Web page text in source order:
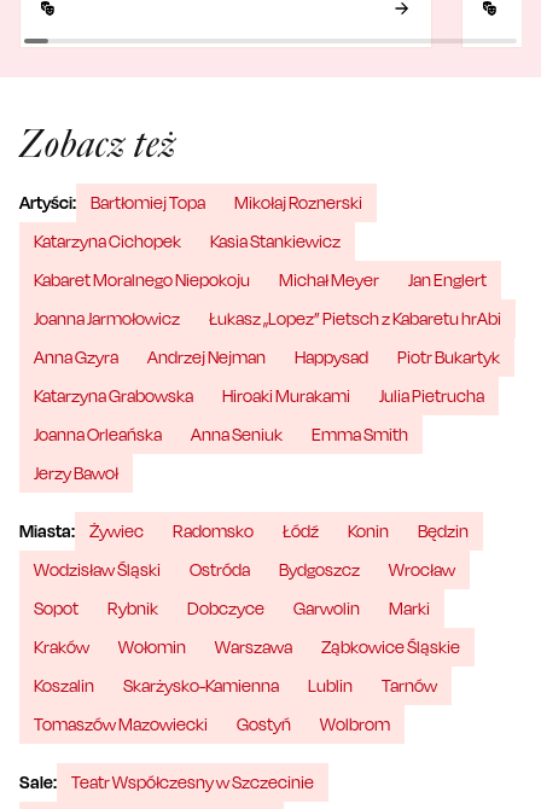
Zobacz też
Artyści: Bartłomiej Topa
Mikołaj Roznerski
Katarzyna Cichopek
Kasia Stankiewicz
Kabaret Moralnego Niepokoju
Michał Meyer
Jan Englert
Joanna Jarmołowicz
Łukasz „Lopez” Pietsch z Kabaretu hrAbi
Anna Gzyra
Andrzej Nejman Happysad
Piotr Bukartyk
Katarzyna Grabowska
Hiroaki Murakami
Julia Pietrucha
Joanna Orleańska
Anna Seniuk
Emma Smith
Jerzy Bawoł
Miasta: Żywiec Radomsko Łódź Konin
Będzin
Wodzisław Śląski
Ostróda Bydgoszcz
Wrocław
Sopot
Rybnik Dobczyce Garwolin
Marki
Kraków
Wołomin Warszawa
Ząbkowice Śląskie
Koszalin
Skarżysko-Kamienna Lublin
Tarnów
Tomaszów Mazowiecki
Gostyń Wolbrom
Sale:
Teatr Współczesny w Szczecinie